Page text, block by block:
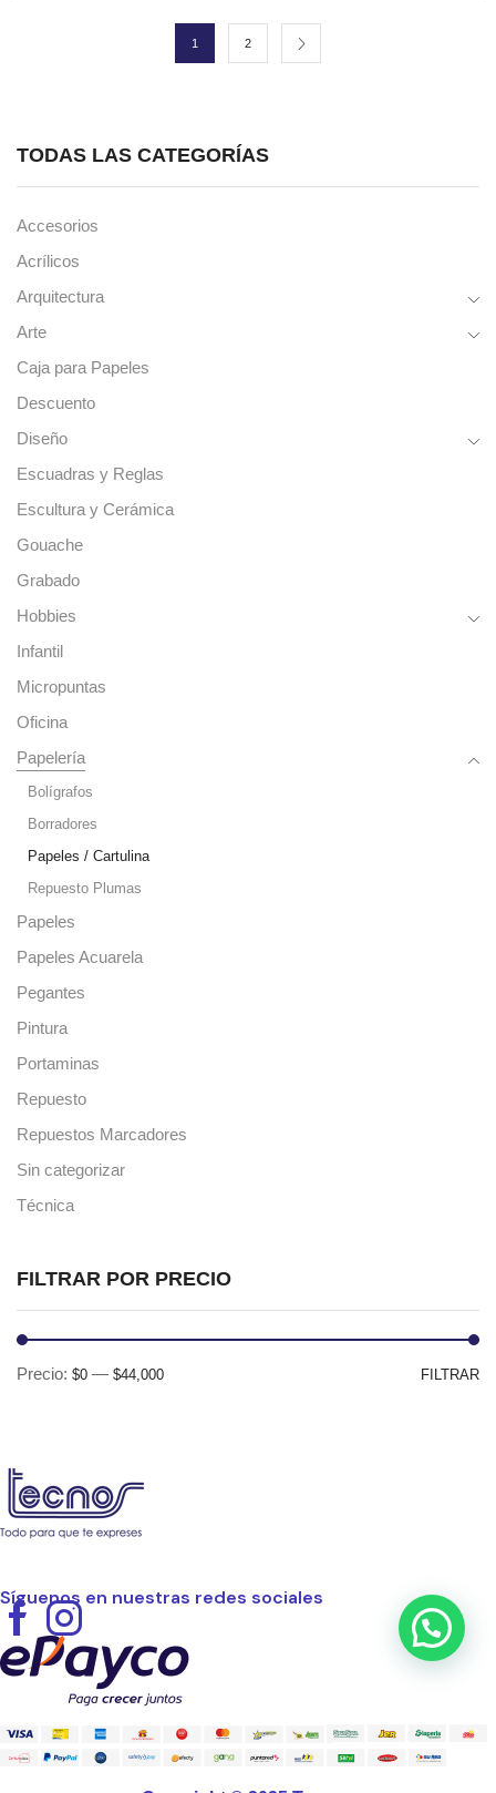
1 2
TODAS LAS CATEGORÍAS
Accesorios
Acrílicos
Arquitectura
Arte
Caja para Papeles
Descuento
Diseño
Escuadras y Reglas
Escultura y Cerámica
Gouache
Grabado
Hobbies
Infantil
Micropuntas
Oficina
Papelería
Bolígrafos
Borradores
Papeles / Cartulina
Repuesto Plumas
Papeles
Papeles Acuarela
Pegantes
Pintura
Portaminas
Repuesto
Repuestos Marcadores
Sin categorizar
Técnica
FILTRAR POR PRECIO
FILTRAR
Precio: $0 — $44,000
Síguenos en nuestras redes sociales
Facebook
Instagram